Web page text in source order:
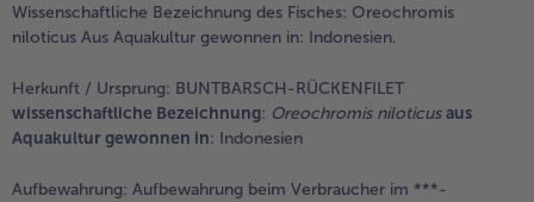
Wissenschaftliche Bezeichnung des Fisches: Oreochromis
niloticus Aus Aquakultur gewonnen in: Indonesien.
Herkunft / Ursprung: BUNTBARSCH-RÜCKENFILET
wissenschaftliche Bezeichnung: Oreochromis niloticus aus
Aquakultur gewonnen in: Indonesien
Aufbewahrung: Aufbewahrung beim Verbraucher im ***-